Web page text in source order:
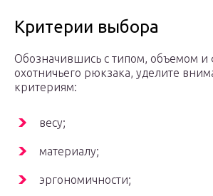
Критерии выбора
Обозначившись с типом, объемом
охотничьего рюкзака, уделите
критериям:
весу;
материалу;
эргономичности;